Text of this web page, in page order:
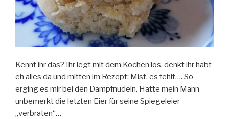
Kennt ihr das? Ihr legt mit dem Kochen los, denkt ihr habt
eh alles da und mitten im Rezept: Mist, es fehlt…. So
erging es mir bei den Dampfnudeln. Hatte mein Mann
unbemerkt die letzten Eier für seine Spiegeleier
„verbraten“…